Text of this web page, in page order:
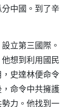
中國。到了辛
立第三國際。
想到利用國民
史達林便命令
命令中共擁護
力。他找到一